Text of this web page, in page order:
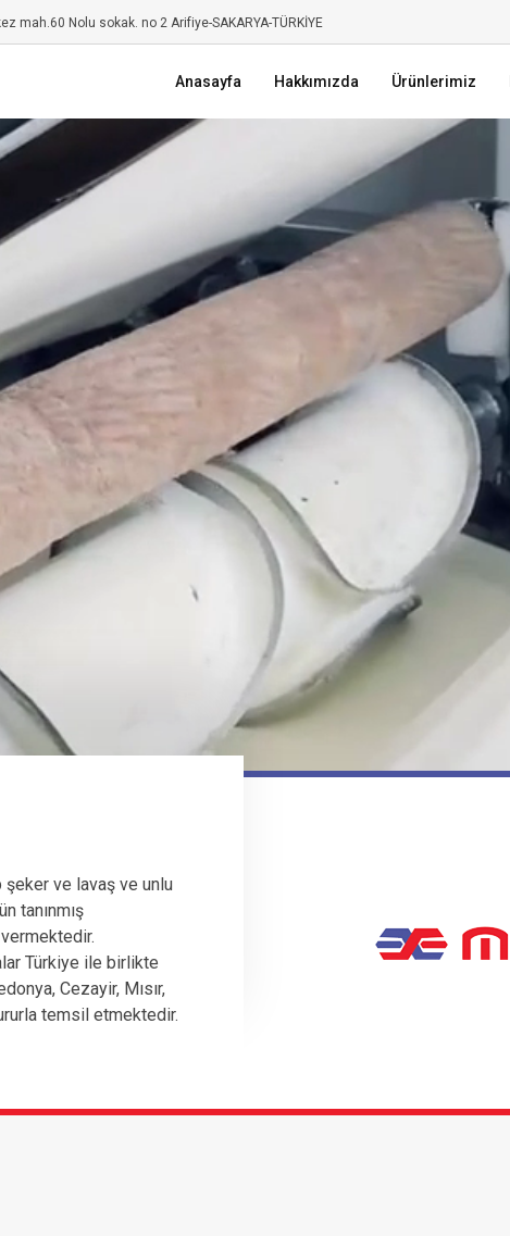
mah.60 Nolu sokak. no 2 Arifiye-SAKARYA-TÜRKİYE
Anasayfa Hakkımızda Ürünlerimiz
şeker ve lavaş ve unlu
tanınmış
Türkiye ile birlikte
Cezayir, Mısır,
temsil etmektedir.